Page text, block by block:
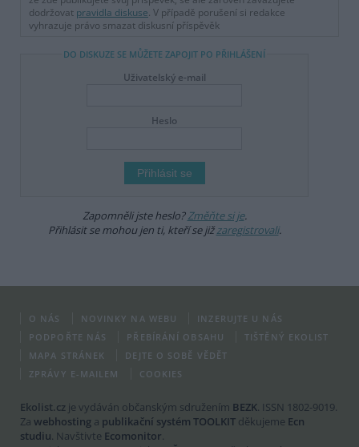
dodržovat pravidla diskuse. V případě porušení si redakce
vyhrazuje právo smazat diskusní příspěvěk
DO DISKUZE SE MŮŽETE ZAPOJIT PO PŘIHLÁŠENÍ
Uživatelský e-mail
Heslo
Zapomněli jste heslo?Změňte si je.
Přihlásit se mohou jen ti, kteří se jižzaregistrovali.
O NÁS NOVINKY NA WEBU
INZERUJTE U NÁS
PODPOŘTE NÁS
PŘEBÍRÁNÍ OBSAHU
TIŠTĚNÝ EKOLIST
MAPA STRÁNEK
DEJTE O SOBĚ VĚDĚT
ZPRÁVY E-MAILEM
COOKIES
Ekolist.cz je vydáván občanským sdružením BEZK. ISSN 1802-9019.
Za webhosting a publikační systém TOOLKIT děkujeme Ecn
studiu. Navštivte Ecomonitor.